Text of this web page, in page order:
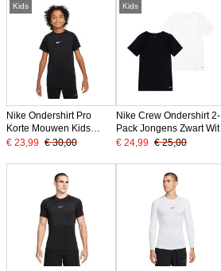
Kids
Nike Ondershirt Pro
Korte Mouwen Kids
Zwart Wit
€ 23,99 € 30,00
Kids
Nike Crew Ondershirt 2-
Pack Jongens Zwart Wit
€ 24,99 € 25,00